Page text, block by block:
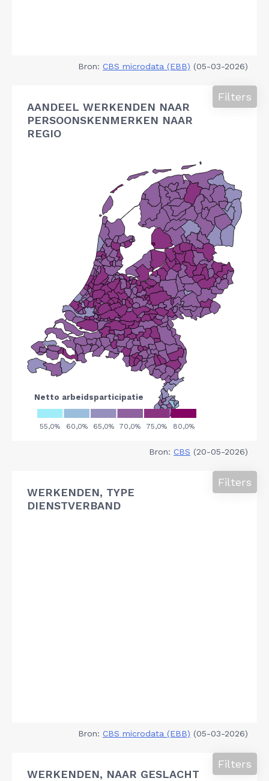
Bron: CBS microdata (EBB) (05-03-2026)
AANDEEL WERKENDEN NAAR
PERSOONSKENMERKEN NAAR
REGIO
Filters
Bron: CBS (20-05-2026)
WERKENDEN, TYPE
DIENSTVERBAND
Filters
Bron: CBS microdata (EBB) (05-03-2026)
WERKENDEN, NAAR GESLACHT
Filters